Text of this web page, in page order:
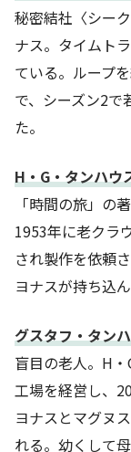
秘密結社〈シー
ナス。タイムト
ている。ループ
で、シーズン2で
た。
H・G・タンハ
「時間の旅」の
1953年に老クラ
され製作を依頼
ヨナスが持ち込
グスタフ・タン
盲目の老人。H
工場を経営し、
ヨナスとマグヌ
れる。幼くして